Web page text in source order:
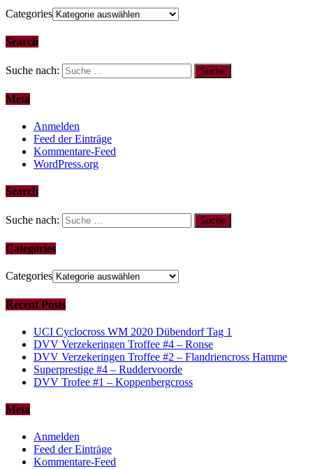
Categories
Search
Suche nach:
Meta
Anmelden
Feed der Einträge
Kommentare-Feed
WordPress.org
Search
Suche nach:
Categories
Categories
Recent Posts
UCI Cyclocross WM 2020 Dübendorf Tag 1
DVV Verzekeringen Troffee #4 – Ronse
DVV Verzekeringen Troffee #2 – Flandriencross Hamme
Superprestige #4 – Ruddervoorde
DVV Trofee #1 – Koppenbergcross
Meta
Anmelden
Feed der Einträge
Kommentare-Feed